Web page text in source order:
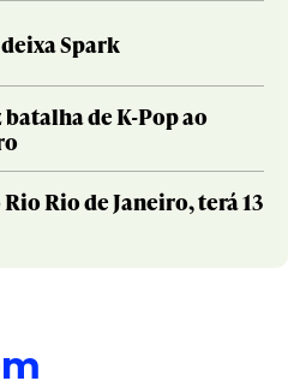
Spark
de K-Pop ao
Rio Rio de Janeiro, terá 13